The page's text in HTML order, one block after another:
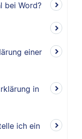
bei Word?
einer
in
ich ein